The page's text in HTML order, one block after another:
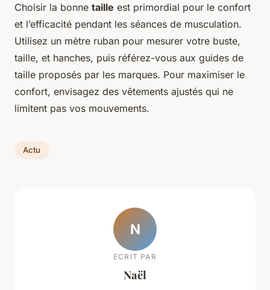
Choisir la bonne taille est primordial pour le confort
et l’efficacité pendant les séances de musculation.
Utilisez un mètre ruban pour mesurer votre buste,
taille, et hanches, puis référez-vous aux guides de
taille proposés par les marques. Pour maximiser le
confort, envisagez des vêtements ajustés qui ne
limitent pas vos mouvements.
Actu
N
ECRIT PAR
Naël